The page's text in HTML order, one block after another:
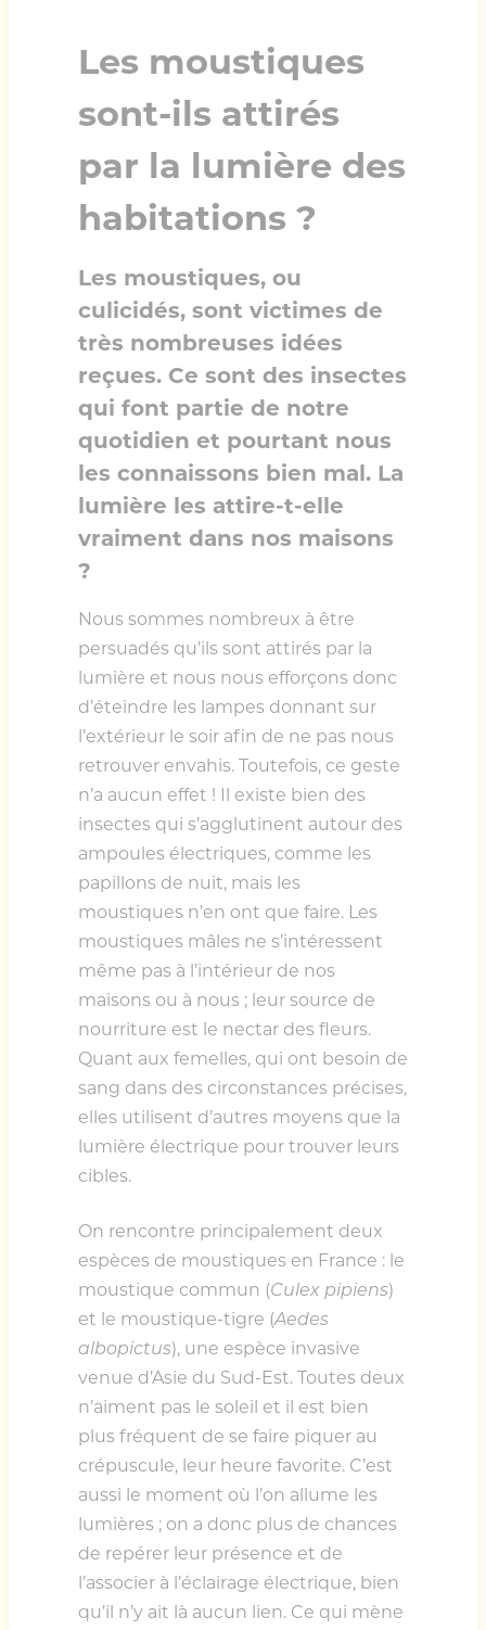
Les moustiques
sont-ils attirés
par la lumière des
habitations ?
Les moustiques, ou
culicidés, sont victimes de
très nombreuses idées
reçues. Ce sont des insectes
qui font partie de notre
quotidien et pourtant nous
les connaissons bien mal. La
lumière les attire-t-elle
vraiment dans nos maisons
?
Nous sommes nombreux à être
persuadés qu’ils sont attirés par la
lumière et nous nous efforçons donc
d’éteindre les lampes donnant sur
l’extérieur le soir afin de ne pas nous
retrouver envahis. Toutefois, ce geste
n’a aucun effet ! Il existe bien des
insectes qui s’agglutinent autour des
ampoules électriques, comme les
papillons de nuit, mais les
moustiques n’en ont que faire. Les
moustiques mâles ne s’intéressent
même pas à l’intérieur de nos
maisons ou à nous ; leur source de
nourriture est le nectar des fleurs.
Quant aux femelles, qui ont besoin de
sang dans des circonstances précises,
elles utilisent d’autres moyens que la
lumière électrique pour trouver leurs
cibles.
On rencontre principalement deux
espèces de moustiques en France : le
moustique commun (Culex pipiens)
et le moustique-tigre (Aedes
albopictus), une espèce invasive
venue d’Asie du Sud-Est. Toutes deux
n’aiment pas le soleil et il est bien
plus fréquent de se faire piquer au
crépuscule, leur heure favorite. C’est
aussi le moment où l’on allume les
lumières ; on a donc plus de chances
de repérer leur présence et de
l’associer à l’éclairage électrique, bien
qu’il n’y ait là aucun lien. Ce qui mène